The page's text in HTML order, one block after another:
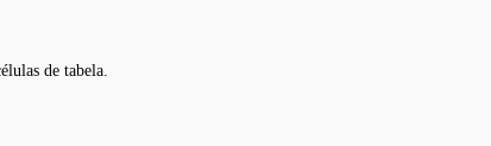
de tabela.